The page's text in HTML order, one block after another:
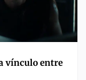
vínculo entre